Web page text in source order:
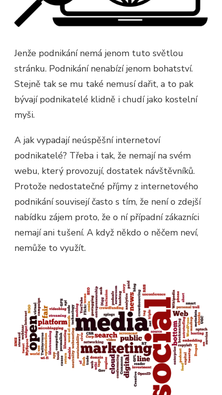
Jenže podnikání nemá jenom tuto světlou
stránku. Podnikání nenabízí jenom bohatství.
Stejně tak se mu také nemusí dařit, a to pak
bývají podnikatelé klidně i chudí jako kostelní
myši.
A jak vypadají neúspěšní internetoví
podnikatelé? Třeba i tak, že nemají na svém
webu, který provozují, dostatek návštěvníků.
Protože nedostatečné příjmy z internetového
podnikání souvisejí často s tím, že není o zdejší
nabídku zájem proto, že o ní případní zákazníci
nemají ani tušení. A když někdo o něčem neví,
nemůže to využít.